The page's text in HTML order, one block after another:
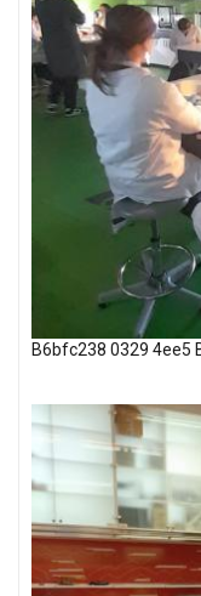
B6bfc238 0329 4ee5